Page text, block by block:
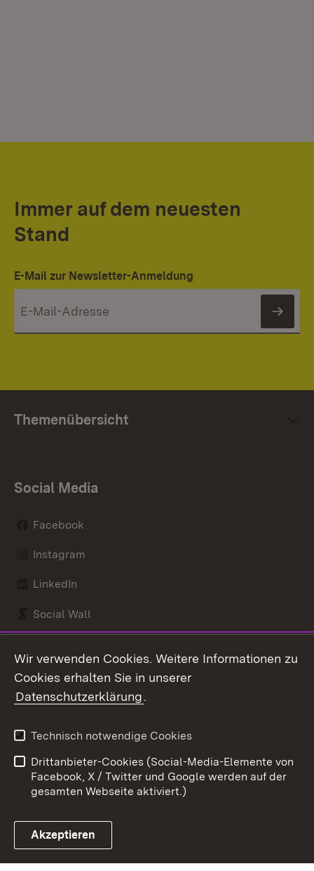
Immer auf dem neuesten
Stand
E-Mail zur Newsletter-Anmeldung
Themenübersicht
Social Media
Facebook
Instagram
LinkedIn
Social Wall
Link zum Landesportal
Kontakt
Barrierefreiheit
Impressum
Cookies
Wir verwenden Cookies. Weitere Informationen zu
Cookies erhalten Sie in unserer
Datenschutzerklärung.
Technisch notwendige Cookies
Drittanbieter-Cookies (Social-Media-Elemente von
Facebook, X / Twitter und Google werden auf der
gesamten Webseite aktiviert.)
Akzeptieren